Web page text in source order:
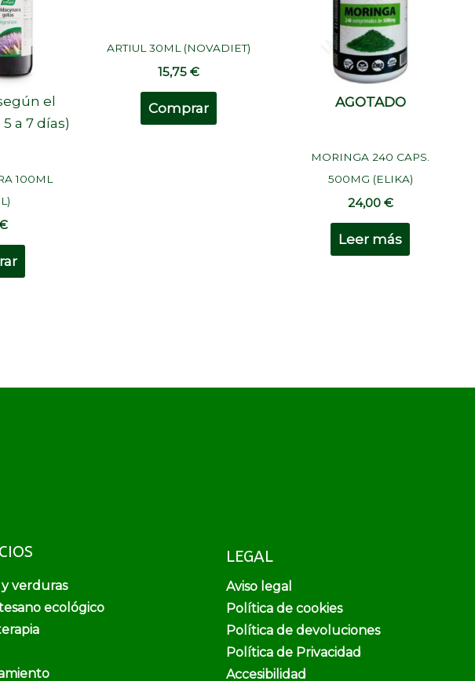
el
a 7 días)
100ML
ARTIUL 30ML (NOVADIET)
15,75€
Comprar AGOTADO
Sin Stock
MORINGA 240 CAPS.
500MG (ELIKA)
24,00 €
Leer más
verduras
ecológico
LEGAL
Aviso legal
Política de cookies
Política de devoluciones
Política de Privacidad
Accesibilidad